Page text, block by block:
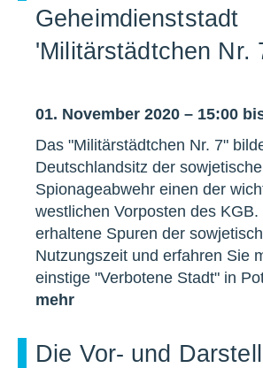
Geheimdienststadt
'Militärstädtchen Nr.
01. November 2020 – 15:00
Das "Militärstädtchen Nr. 7"
Deutschlandsitz der
Spionageabwehr einen der
westlichen Vorposten des
erhaltene Spuren der
Nutzungszeit und erfahren Sie
einstige "Verbotene Stadt" in
mehr
Die Vor- und